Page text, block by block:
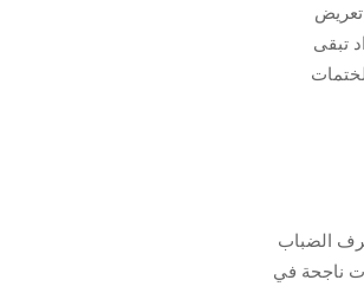
تعريض
المواد تبقى
الضباب
ناجحة في